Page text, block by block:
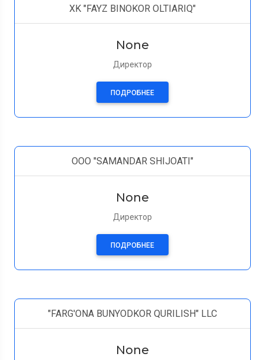
XK "FAYZ BINOKOR OLTIARIQ"
None
Директор
ПОДРОБНЕЕ
ООО "SAMANDAR SHIJOATI"
None
Директор
ПОДРОБНЕЕ
"FARG'ONA BUNYODKOR QURILISH" LLC
None